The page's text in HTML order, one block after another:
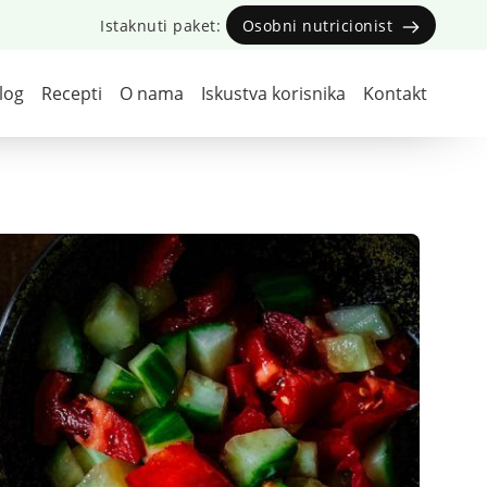
Istaknuti paket: Osobni nutricionist
Recepti O nama Iskustva korisnika Kontakt